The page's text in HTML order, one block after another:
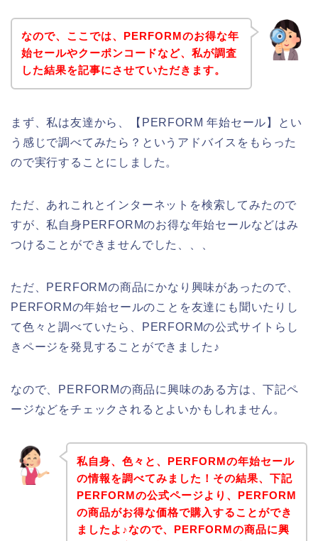
なので、ここでは、PERFORMのお得な年
始セールやクーポンコードなど、私が調査
した結果を記事にさせていただきます。
まず、私は友達から、【PERFORM 年始セール】とい
う感じで調べてみたら？というアドバイスをもらった
ので実行することにしました。
ただ、あれこれとインターネットを検索してみたので
すが、私自身PERFORMのお得な年始セールなどはみ
つけることができませんでした、、、
ただ、PERFORMの商品にかなり興味があったので、
PERFORMの年始セールのことを友達にも聞いたりし
て色々と調べていたら、PERFORMの公式サイトらし
きページを発見することができました♪
なので、PERFORMの商品に興味のある方は、下記ペ
ージなどをチェックされるとよいかもしれません。
私自身、色々と、PERFORMの年始セール
の情報を調べてみました！その結果、下記
PERFORMの公式ページより、PERFORM
の商品がお得な価格で購入することができ
ましたよ♪なので、PERFORMの商品に興